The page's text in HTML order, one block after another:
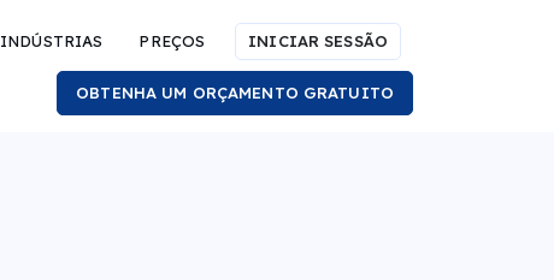
INDÚSTRIAS PREÇOS INICIAR SESSÃO
OBTENHA UM ORÇAMENTO GRATUITO